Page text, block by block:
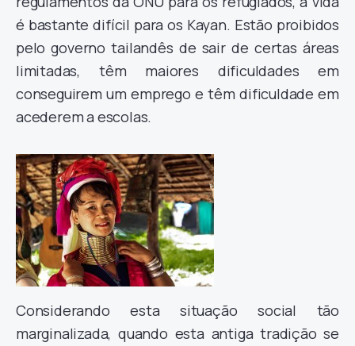
é bastante difícil para os Kayan. Estão proibidos
pelo governo tailandês de sair de certas áreas
limitadas, têm maiores dificuldades em
conseguirem um emprego e têm dificuldade em
acederem a escolas.
Considerando esta situação social tão
marginalizada, quando esta antiga tradição se